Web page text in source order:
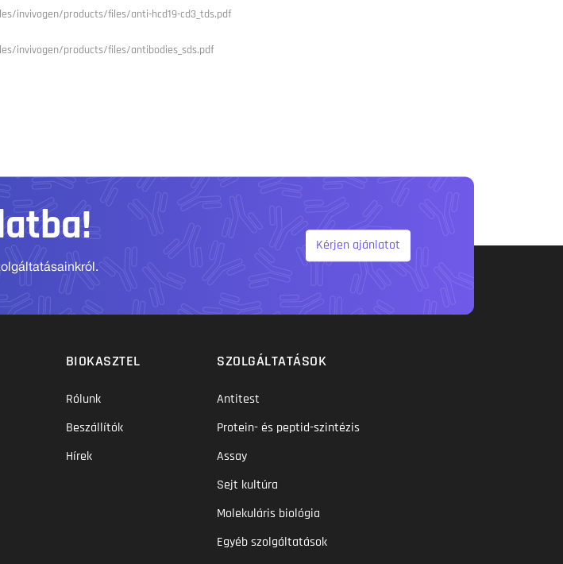
invivogen/products/files/anti-hcd19-cd3_tds.pdf
invivogen/products/files/antibodies_sds.pdf
Kérjen ajánlatot
BIOKASZTEL
Rólunk
Beszállítók
Hírek
SZOLGÁLTATÁSOK
Antitest
Protein- és peptid-szintézis
Assay
Sejt kultúra
Molekuláris biológia
Egyéb szolgáltatások